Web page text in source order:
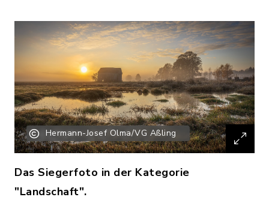
Hermann-Josef Olma/VG Aßling
Das Siegerfoto in der Kategorie
"Landschaft".